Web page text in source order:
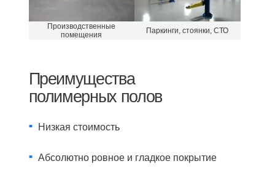
Производственные
помещения
Паркинги, стоянки, СТО
Преимущества
полимерных полов
Низкая стоимость
Абсолютно ровное и гладкое покрытие